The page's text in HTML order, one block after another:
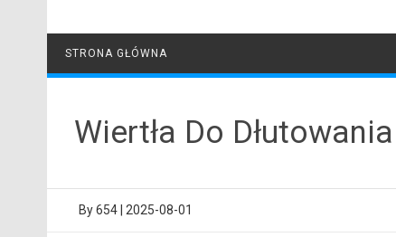
STRONA GŁÓWNA
Wiertła Do
By654 2025-08-01